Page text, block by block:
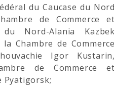
du Caucase du
de Commerce
du Nord-Alania
Chambre de
Igor
de Commerce
Pyatigorsk;